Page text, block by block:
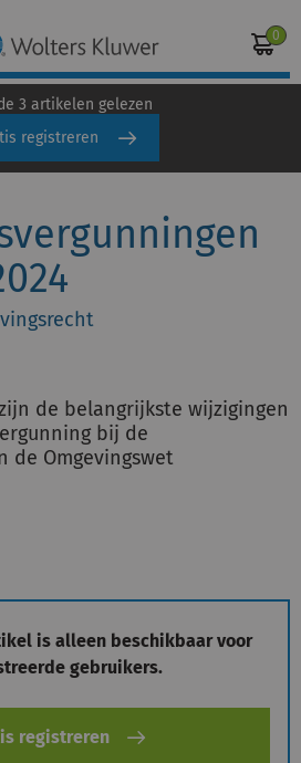
0
Registreren
3 artikelen gelezen
registreren
de belangrijkste wijzigingen
bij de
de Omgevingswet
is alleen beschikbaar voor
gebruikers.
registreren